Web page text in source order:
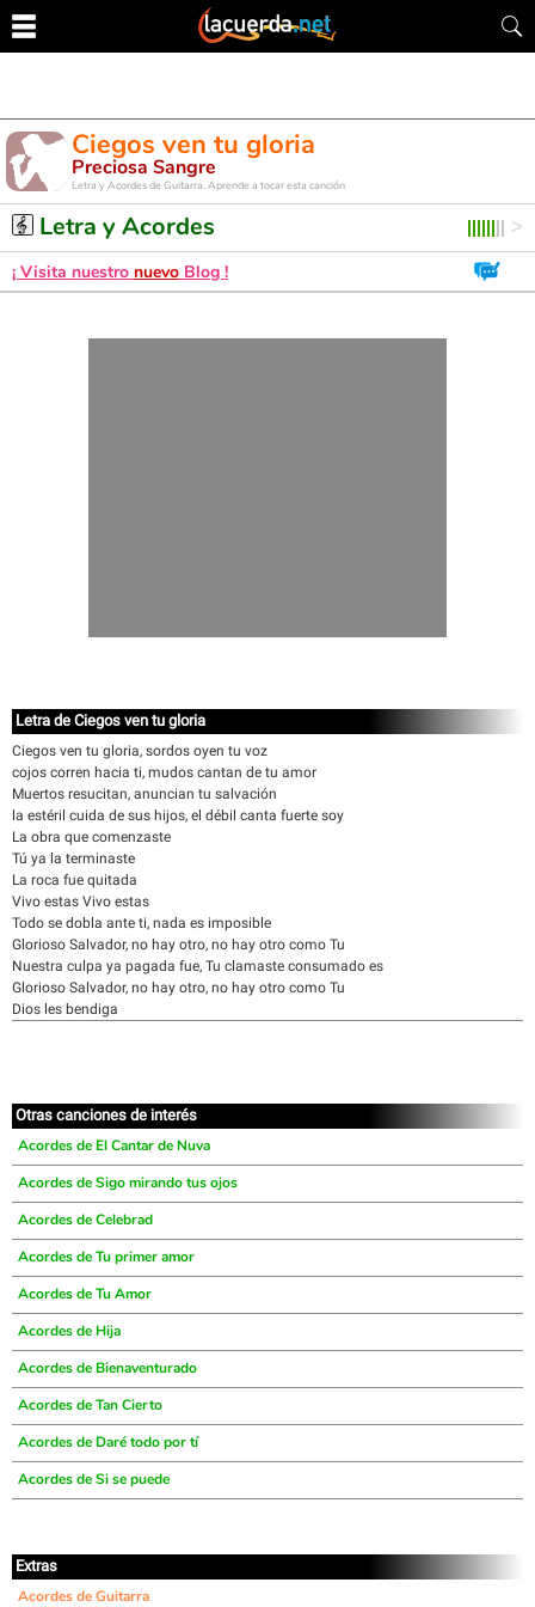
Ciegos ven tu gloria
Preciosa Sangre
Letra y Acordes de Guitarra. Aprende a tocar esta canción
Letra y Acordes
¡ Visita nuestro nuevo Blog !
Letra de Ciegos ven tu gloria
Ciegos ven tu gloria, sordos oyen tu voz
cojos corren hacia ti, mudos cantan de tu amor
Muertos resucitan, anuncian tu salvación
la estéril cuida de sus hijos, el débil canta fuerte soy
La obra que comenzaste
Tú ya la terminaste
La roca fue quitada
Vivo estas Vivo estas
Todo se dobla ante ti, nada es imposible
Glorioso Salvador, no hay otro, no hay otro como Tu
Nuestra culpa ya pagada fue, Tu clamaste consumado es
Glorioso Salvador, no hay otro, no hay otro como Tu
Dios les bendiga
Otras canciones de interés
Acordes de El Cantar de Nuva
Acordes de Sigo mirando tus ojos
Acordes de Celebrad
Acordes de Tu primer amor
Acordes de Tu Amor
Acordes de Hija
Acordes de Bienaventurado
Acordes de Tan Cierto
Acordes de Daré todo por tí
Acordes de Si se puede
Extras
Acordes de Guitarra